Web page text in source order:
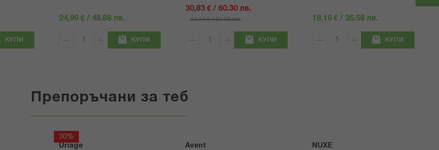
КУПИ
24,99 € / 48.88 лв.
КУПИ
30,83 € / 60.30 лв.
41,10 € / 80.38 лв.
КУПИ
18,19 € / 35.58 лв.
КУПИ
Препоръчани за теб
30%
Uriage
Avent NUXE